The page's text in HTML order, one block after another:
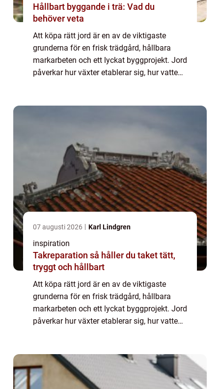
Hållbart byggande i trä: Vad du
behöver veta
Att köpa rätt jord är en av de viktigaste
grunderna för en frisk trädgård, hållbara
markarbeten och ett lyckat byggprojekt. Jord
påverkar hur växter etablerar sig, hur vatten
07 augusti 2026 Karl Lindgren
inspiration
Takreparation så håller du taket tätt,
tryggt och hållbart
Att köpa rätt jord är en av de viktigaste
grunderna för en frisk trädgård, hållbara
markarbeten och ett lyckat byggprojekt. Jord
påverkar hur växter etablerar sig, hur vatten